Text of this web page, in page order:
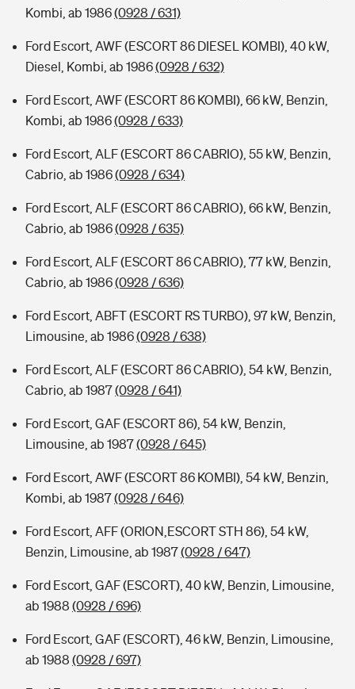
Kombi, ab 1986(0928 / 631)
Ford Escort, AWF (ESCORT 86 DIESEL KOMBI), 40 kW,
Diesel, Kombi, ab 1986(0928 / 632)
Ford Escort, AWF (ESCORT 86 KOMBI), 66 kW, Benzin,
Kombi, ab 1986(0928 / 633)
Ford Escort, ALF (ESCORT 86 CABRIO), 55 kW, Benzin,
Cabrio, ab 1986(0928 / 634)
Ford Escort, ALF (ESCORT 86 CABRIO), 66 kW, Benzin,
Cabrio, ab 1986(0928 / 635)
Ford Escort, ALF (ESCORT 86 CABRIO), 77 kW, Benzin,
Cabrio, ab 1986(0928 / 636)
Ford Escort, ABFT (ESCORT RS TURBO), 97 kW, Benzin,
Limousine, ab 1986(0928 / 638)
Ford Escort, ALF (ESCORT 86 CABRIO), 54 kW, Benzin,
Cabrio, ab 1987(0928 / 641)
Ford Escort, GAF (ESCORT 86), 54 kW, Benzin,
Limousine, ab 1987(0928 / 645)
Ford Escort, AWF (ESCORT 86 KOMBI), 54 kW, Benzin,
Kombi, ab 1987(0928 / 646)
Ford Escort, AFF (ORION,ESCORT STH 86), 54 kW,
Benzin, Limousine, ab 1987(0928 / 647)
Ford Escort, GAF (ESCORT), 40 kW, Benzin, Limousine,
ab 1988 (0928 / 696)
Ford Escort, GAF (ESCORT), 46 kW, Benzin, Limousine,
ab 1988 (0928 / 697)